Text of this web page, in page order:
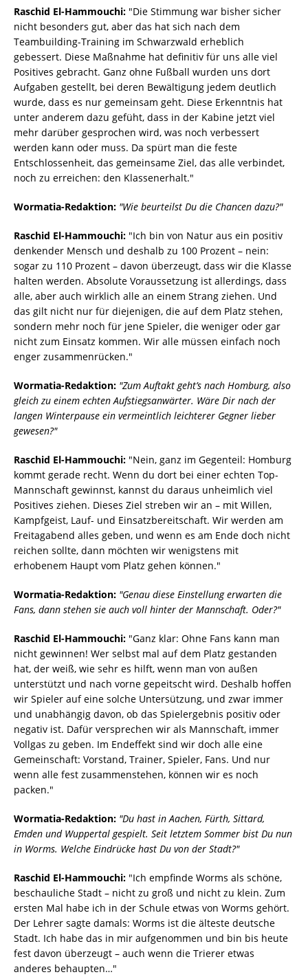
Raschid El-Hammouchi: "Die Stimmung war bisher sicher
nicht besonders gut, aber das hat sich nach dem
Teambuilding-Training im Schwarzwald erheblich
gebessert. Diese Maßnahme hat definitiv für uns alle viel
Positives gebracht. Ganz ohne Fußball wurden uns dort
Aufgaben gestellt, bei deren Bewältigung jedem deutlich
wurde, dass es nur gemeinsam geht. Diese Erkenntnis hat
unter anderem dazu gefüht, dass in der Kabine jetzt viel
mehr darüber gesprochen wird, was noch verbessert
werden kann oder muss. Da spürt man die feste
Entschlossenheit, das gemeinsame Ziel, das alle verbindet,
noch zu erreichen: den Klassenerhalt."
Wormatia-Redaktion: "Wie beurteilst Du die Chancen dazu?"
Raschid El-Hammouchi: "Ich bin von Natur aus ein positiv
denkender Mensch und deshalb zu 100 Prozent – nein:
sogar zu 110 Prozent – davon überzeugt, dass wir die Klasse
halten werden. Absolute Voraussetzung ist allerdings, dass
alle, aber auch wirklich alle an einem Strang ziehen. Und
das gilt nicht nur für diejenigen, die auf dem Platz stehen,
sondern mehr noch für jene Spieler, die weniger oder gar
nicht zum Einsatz kommen. Wir alle müssen einfach noch
enger zusammenrücken."
Wormatia-Redaktion: "Zum Auftakt geht’s nach Homburg, also
gleich zu einem echten Aufstiegsanwärter. Wäre Dir nach der
langen Winterpause ein vermeintlich leichterer Gegner lieber
gewesen?"
Raschid El-Hammouchi: "Nein, ganz im Gegenteil: Homburg
kommt gerade recht. Wenn du dort bei einer echten Top-
Mannschaft gewinnst, kannst du daraus unheimlich viel
Positives ziehen. Dieses Ziel streben wir an – mit Willen,
Kampfgeist, Lauf- und Einsatzbereitschaft. Wir werden am
Freitagabend alles geben, und wenn es am Ende doch nicht
reichen sollte, dann möchten wir wenigstens mit
erhobenem Haupt vom Platz gehen können."
Wormatia-Redaktion: "Genau diese Einstellung erwarten die
Fans, dann stehen sie auch voll hinter der Mannschaft. Oder?"
Raschid El-Hammouchi: "Ganz klar: Ohne Fans kann man
nicht gewinnen! Wer selbst mal auf dem Platz gestanden
hat, der weiß, wie sehr es hilft, wenn man von außen
unterstützt und nach vorne gepeitscht wird. Deshalb hoffen
wir Spieler auf eine solche Untersützung, und zwar immer
und unabhängig davon, ob das Spielergebnis positiv oder
negativ ist. Dafür versprechen wir als Mannschaft, immer
Vollgas zu geben. Im Endeffekt sind wir doch alle eine
Gemeinschaft: Vorstand, Trainer, Spieler, Fans. Und nur
wenn alle fest zusammenstehen, können wir es noch
packen."
Wormatia-Redaktion: "Du hast in Aachen, Fürth, Sittard,
Emden und Wuppertal gespielt. Seit letztem Sommer bist Du nun
in Worms. Welche Eindrücke hast Du von der Stadt?"
Raschid El-Hammouchi: "Ich empfinde Worms als schöne,
beschauliche Stadt – nicht zu groß und nicht zu klein. Zum
ersten Mal habe ich in der Schule etwas von Worms gehört.
Der Lehrer sagte damals: Worms ist die älteste deutsche
Stadt. Ich habe das in mir aufgenommen und bin bis heute
fest davon überzeugt – auch wenn die Trierer etwas
anderes behaupten…"